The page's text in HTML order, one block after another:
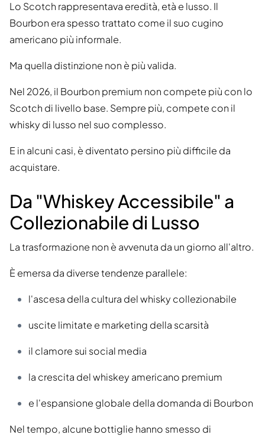
Lo Scotch rappresentava eredità, età e lusso. Il
Bourbon era spesso trattato come il suo cugino
americano più informale.
Ma quella distinzione non è più valida.
Nel 2026, il Bourbon premium non compete più con lo
Scotch di livello base. Sempre più, compete con il
whisky di lusso nel suo complesso.
E in alcuni casi, è diventato persino più difficile da
acquistare.
Da "Whiskey Accessibile" a
Collezionabile di Lusso
La trasformazione non è avvenuta da un giorno all'altro.
È emersa da diverse tendenze parallele:
l'ascesa della cultura del whisky collezionabile
uscite limitate e marketing della scarsità
il clamore sui social media
la crescita del whiskey americano premium
e l'espansione globale della domanda di Bourbon
Nel tempo, alcune bottiglie hanno smesso di